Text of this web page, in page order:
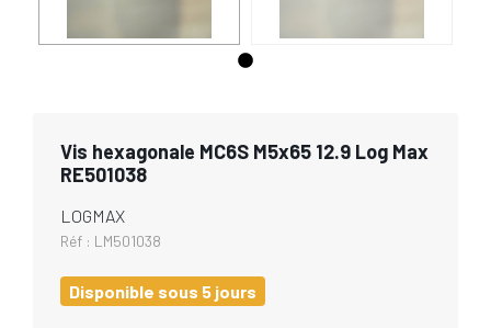
Vis hexagonale MC6S M5x65 12.9 Log Max
RE501038
LOGMAX
Réf : LM501038
Disponible sous 5 jours